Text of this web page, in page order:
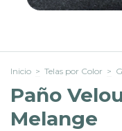
Inicio > Telas por Color >
Paño
Melange